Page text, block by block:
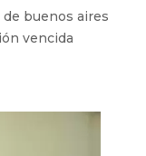
la
de buenos aires
vencida